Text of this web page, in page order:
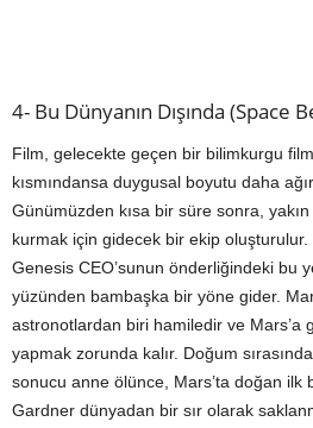
4- Bu Dünyanın Dışında (Space
Film, gelecekte geçen bir bilimkurgu
kısmındansa duygusal boyutu daha
Günümüzden kısa bir süre sonra,
kurmak için gidecek bir ekip oluşturulur.
Genesis CEO’sunun önderliğindeki bu
yüzünden bambaşka bir yöne gider.
astronotlardan biri hamiledir ve Mars’a
yapmak zorunda kalır. Doğum
sonucu anne ölünce, Mars’ta doğan ilk
Gardner dünyadan bir sır olarak